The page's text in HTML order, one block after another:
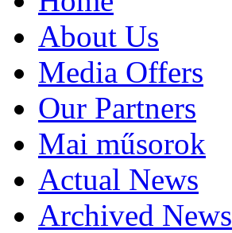
About Us
Media Offers
Our Partners
Mai műsorok
Actual News
Archived News